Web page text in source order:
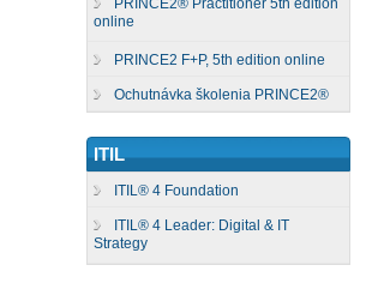
PRINCE2® Practitioner 5th edition
online
PRINCE2 F+P, 5th edition online
Ochutnávka školenia PRINCE2®
ITIL
ITIL® 4 Foundation
ITIL® 4 Leader: Digital & IT
Strategy